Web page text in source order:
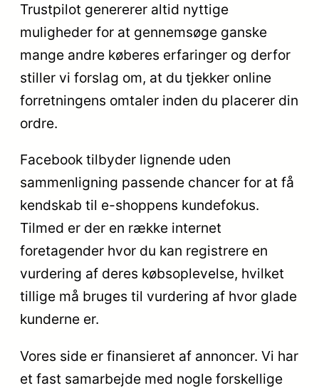
Trustpilot genererer altid nyttige
muligheder for at gennemsøge ganske
mange andre køberes erfaringer og derfor
stiller vi forslag om, at du tjekker online
forretningens omtaler inden du placerer din
ordre.
Facebook tilbyder lignende uden
sammenligning passende chancer for at få
kendskab til e-shoppens kundefokus.
Tilmed er der en række internet
foretagender hvor du kan registrere en
vurdering af deres købsoplevelse, hvilket
tillige må bruges til vurdering af hvor glade
kunderne er.
Vores side er finansieret af annoncer. Vi har
et fast samarbejde med nogle forskellige